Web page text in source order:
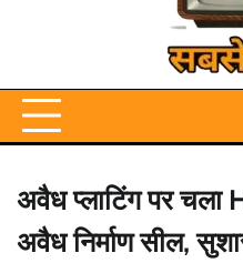
अवैध प्लाटिंग पर चला
अवैध निर्माण सील,